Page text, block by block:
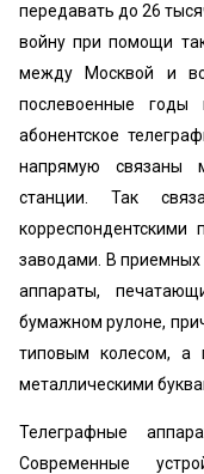
передавать до 26
войну при помощи
между Москвой и
послевоенные годы
абонентское
напрямую связаны
станции. Так
заводами. В приемных
аппараты,
бумажном рулоне,
типовым колесом, а
металлическими
Телеграфные
Современные